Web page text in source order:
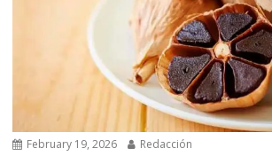
February 19, 2026 Redacción